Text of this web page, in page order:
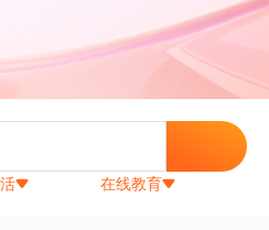
在线教育